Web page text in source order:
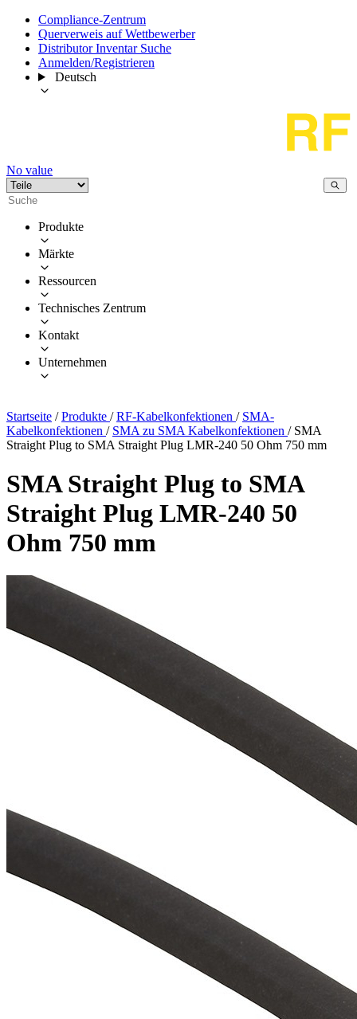
Compliance-Zentrum
Querverweis auf Wettbewerber
Distributor Inventar Suche
Anmelden/Registrieren
Deutsch
No value
Produkte
Märkte
Ressourcen
Technisches Zentrum
Kontakt
Unternehmen
Startseite / Produkte / RF-Kabelkonfektionen / SMA-
Kabelkonfektionen / SMA zu SMA Kabelkonfektionen / SMA
Straight Plug to SMA Straight Plug LMR-240 50 Ohm 750 mm
SMA Straight Plug to SMA
Straight Plug LMR-240 50
Ohm 750 mm